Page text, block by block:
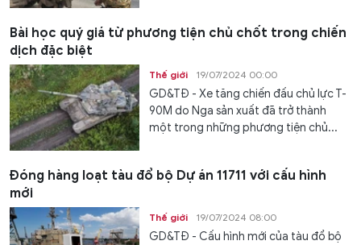
Bài học quý giá từ phương tiện chủ chốt trong chiến
dịch đặc biệt
Thế giới 19/07/2024 00:00
GD&TĐ - Xe tăng chiến đấu chủ lực T-
90M do Nga sản xuất đã trở thành
một trong những phương tiện chủ...
Đóng hàng loạt tàu đổ bộ Dự án 11711 với cấu hình
mới
Thế giới 19/07/2024 08:00
GD&TĐ - Cấu hình mới của tàu đổ bộ